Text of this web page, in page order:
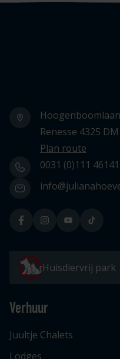
Renesse 4325 DM
Plan route
0031 (0)111
Huisdiervrij park
Verhuur
Juultje Chalets
Lodges